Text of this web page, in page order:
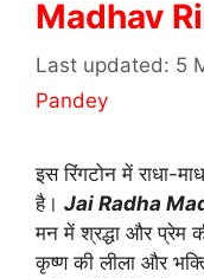
Madhav
5
Pandey
इस रिंगटोन में राधा-
है। Jai Radha
मन में श्रद्धा और प्रेम
कृष्ण की लीला और